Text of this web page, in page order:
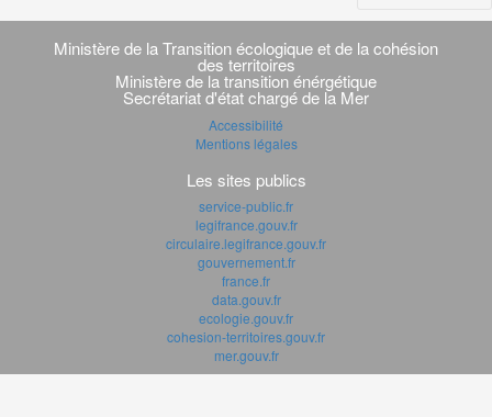
Navigation
transverse
Ministère de la Transition écologique et de la cohésion
des territoires
Ministère de la transition énérgétique
Secrétariat d'état chargé de la Mer
Accessibilité
Mentions légales
Les sites publics
service-public.fr
legifrance.gouv.fr
circulaire.legifrance.gouv.fr
gouvernement.fr
france.fr
data.gouv.fr
ecologie.gouv.fr
cohesion-territoires.gouv.fr
mer.gouv.fr